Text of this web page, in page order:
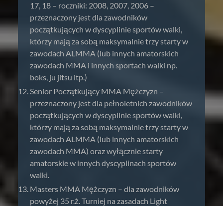
17, 18 – roczniki: 2008, 2007, 2006 –
przeznaczony jest dla zawodników
początkujących w dyscyplinie sportów walki,
którzy mają za sobą maksymalnie trzy starty w
zawodach ALMMA (lub innych amatorskich
zawodach MMA i innych sportach walki np.
boks, ju jitsu itp.)
Senior Początkujący MMA Mężczyzn –
przeznaczony jest dla pełnoletnich zawodników
początkujących w dyscyplinie sportów walki,
którzy mają za sobą maksymalnie trzy starty w
zawodach ALMMA (lub innych amatorskich
zawodach MMA) oraz wyłącznie starty
amatorskie w innych dyscyplinach sportów
walki.
Masters MMA Mężczyzn – dla zawodników
powyżej 35 r.ż. Turniej na zasadach Light